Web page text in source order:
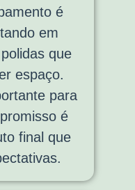
é
em
que
espaço.
para
é
final que